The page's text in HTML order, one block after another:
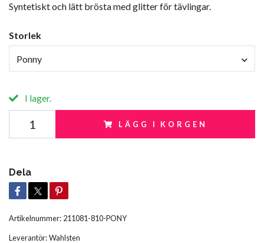
Syntetiskt och lätt brösta med glitter för tävlingar.
Storlek
Ponny
I lager.
LÄGG I KORGEN
Dela
Artikelnummer: 211081-810-PONY
Leverantör:Wahlsten